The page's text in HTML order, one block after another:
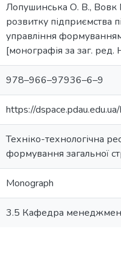
Лопушинська О. В., Вовк
розвитку підприємства
управління
[монографія за заг.
978–966–97936–6–9
https://
Техніко-технологічна
формування загальної
Monograph
3.5 Кафедра